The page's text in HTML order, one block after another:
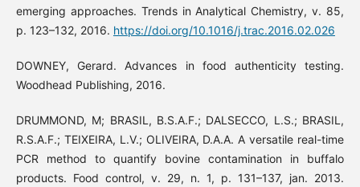
emerging approaches. Trends in Analytical Chemistry, v. 85,
p. 123–132, 2016. https://doi.org/10.1016/j.trac.2016.02.026
DOWNEY, Gerard. Advances in food authenticity testing.
Woodhead Publishing, 2016.
DRUMMOND, M; BRASIL, B.S.A.F.; DALSECCO, L.S.; BRASIL,
R.S.A.F.; TEIXEIRA, L.V.; OLIVEIRA, D.A.A. A versatile real-time
PCR method to quantify bovine contamination in buffalo
products. Food control, v. 29, n. 1, p. 131–137, jan. 2013.